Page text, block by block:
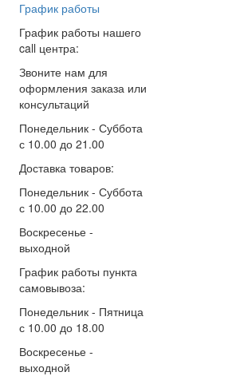
График работы
График работы нашего
call центра:
Звоните нам для
оформления заказа или
консультаций
Понедельник - Суббота
с 10.00 до 21.00
Доставка товаров:
Понедельник - Суббота
с 10.00 до 22.00
Воскресенье -
выходной
График работы пункта
самовывоза:
Понедельник - Пятница
с 10.00 до 18.00
Воскресенье -
выходной